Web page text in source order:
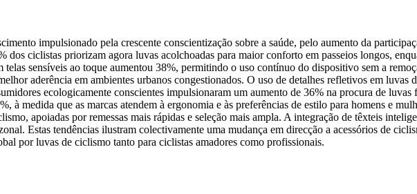
impulsionado pela crescente conscientização sobre a saúde, pelo aumento da
dos ciclistas priorizam agora luvas acolchoadas para maior conforto em passeios longos,
sensíveis ao toque aumentou 38%, permitindo o uso contínuo do dispositivo sem a
aderência em ambientes urbanos congestionados. O uso de detalhes refletivos em luvas
ecologicamente conscientes impulsionaram um aumento de 36% na procura de luvas
à medida que as marcas atendem à ergonomia e às preferências de estilo para homens e
apoiadas por remessas mais rápidas e seleção mais ampla. A integração de têxteis
Estas tendências ilustram colectivamente uma mudança em direcção a acessórios de
por luvas de ciclismo tanto para ciclistas amadores como profissionais.